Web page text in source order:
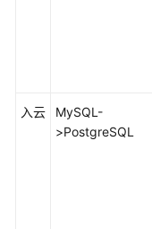
安
入云
MySQL-
>PostgreSQL